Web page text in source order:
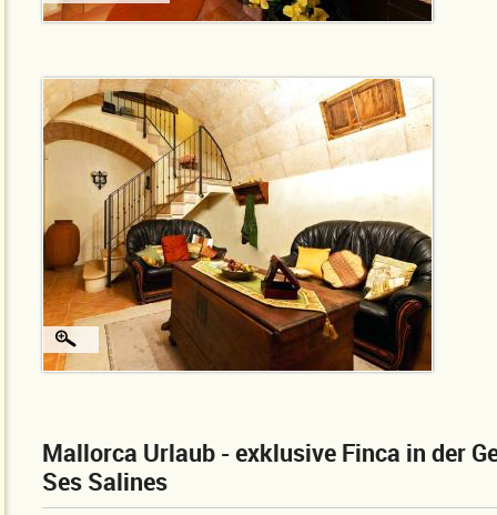
Mallorca Urlaub - exklusive Finca in der
Ses Salines